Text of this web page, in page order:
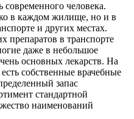
человека.
в каждом жилище, но и в
и других местах.
препаратов в транспорте
даже в небольшое
основных лекарств. На
собственные врачебные
запас
стандартной
наименований